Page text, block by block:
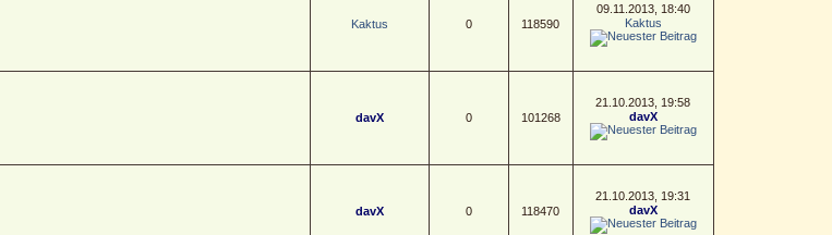
Kaktus 0 118590
09.11.2013, 18:40
Kaktus
davX 0 101268
21.10.2013, 19:58
davX
davX 0 118470
21.10.2013, 19:31
davX